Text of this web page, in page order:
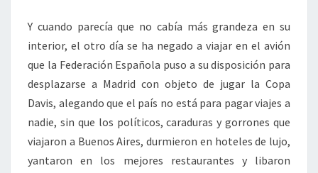
Y cuando parecía que no cabía más grandeza en su
interior, el otro día se ha negado a viajar en el avión
que la Federación Española puso a su disposición para
desplazarse a Madrid con objeto de jugar la Copa
Davis, alegando que el país no está para pagar viajes a
nadie, sin que los políticos, caraduras y gorrones que
viajaron a Buenos Aires, durmieron en hoteles de lujo,
yantaron en los mejores restaurantes y libaron